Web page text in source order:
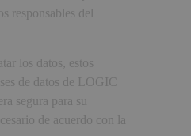
responsables del
los datos, estos
de datos de LOGIC
segura para su
de acuerdo con la